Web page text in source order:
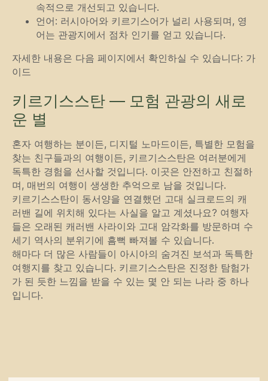
속적으로 개선되고 있습니다.
언어: 러시아어와 키르기스어가 널리 사용되며, 영
어는 관광지에서 점차 인기를 얻고 있습니다.
자세한 내용은 다음 페이지에서 확인하실 수 있습니다: 가
이드
키르기스스탄 — 모험 관광의 새로
운 별
혼자 여행하는 분이든, 디지털 노마드이든, 특별한 모험을
찾는 친구들과의 여행이든, 키르기스스탄은 여러분에게
독특한 경험을 선사할 것입니다. 이곳은 안전하고 친절하
며, 매번의 여행이 생생한 추억으로 남을 것입니다.
키르기스스탄이 동서양을 연결했던 고대 실크로드의 캐
러밴 길에 위치해 있다는 사실을 알고 계셨나요? 여행자
들은 오래된 캐러밴 사라이와 고대 암각화를 방문하며 수
세기 역사의 분위기에 흠뻑 빠져볼 수 있습니다.
해마다 더 많은 사람들이 아시아의 숨겨진 보석과 독특한
여행지를 찾고 있습니다. 키르기스스탄은 진정한 탐험가
가 된 듯한 느낌을 받을 수 있는 몇 안 되는 나라 중 하나
입니다.